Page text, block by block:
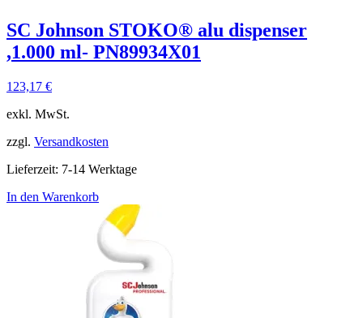
SC Johnson STOKO® alu dispenser
,1.000 ml- PN89934X01
123,17 €
exkl. MwSt.
zzgl. Versandkosten
Lieferzeit: 7-14 Werktage
In den Warenkorb